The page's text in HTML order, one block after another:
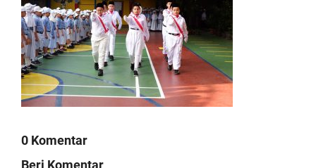
0 Komentar
Beri Komentar